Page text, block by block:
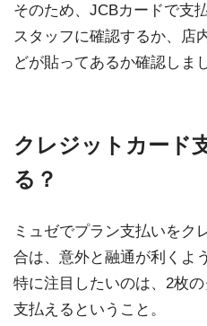
そのため、JCBカードで支
スタッフに確認するか、店
どが貼ってあるか確認しま
クレジットカード
る？
ミュゼでプラン支払いをク
合は、意外と融通が利くよ
特に注目したいのは、2枚
支払えるということ。